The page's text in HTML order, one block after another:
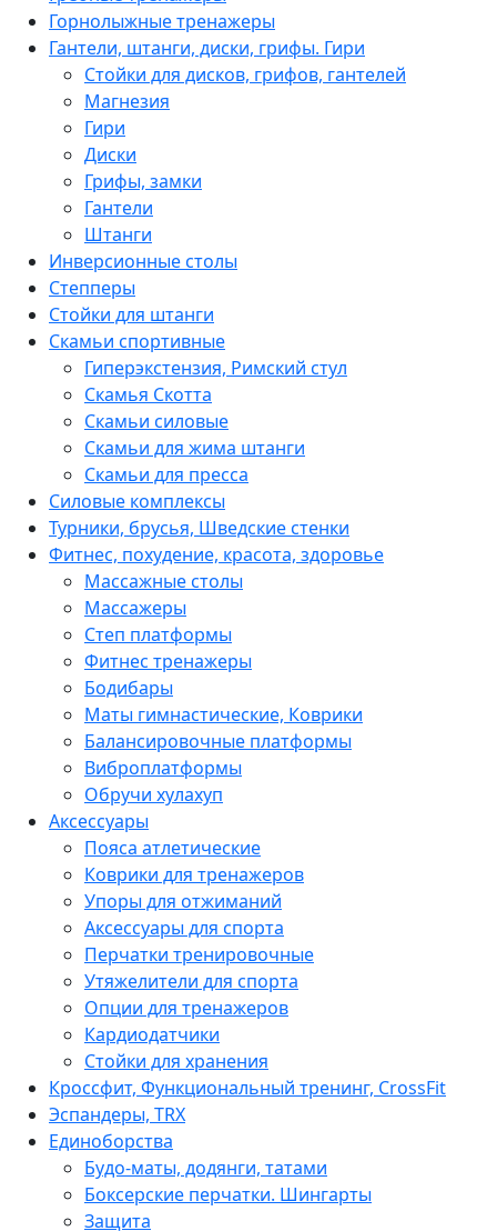
Горнолыжные тренажеры
Гантели, штанги, диски, грифы. Гири
Стойки для дисков, грифов, гантелей
Магнезия
Гири
Диски
Грифы, замки
Гантели
Штанги
Инверсионные столы
Степперы
Стойки для штанги
Скамьи спортивные
Гиперэкстензия, Римский стул
Скамья Скотта
Скамьи силовые
Скамьи для жима штанги
Скамьи для пресса
Силовые комплексы
Турники, брусья, Шведские стенки
Фитнес, похудение, красота, здоровье
Массажные столы
Массажеры
Степ платформы
Фитнес тренажеры
Бодибары
Маты гимнастические, Коврики
Балансировочные платформы
Виброплатформы
Обручи хулахуп
Аксессуары
Пояса атлетические
Коврики для тренажеров
Упоры для отжиманий
Аксессуары для спорта
Перчатки тренировочные
Утяжелители для спорта
Опции для тренажеров
Кардиодатчики
Стойки для хранения
Кроссфит, Функциональный тренинг, CrossFit
Эспандеры, TRX
Единоборства
Будо-маты, додянги, татами
Боксерские перчатки. Шингарты
Защита